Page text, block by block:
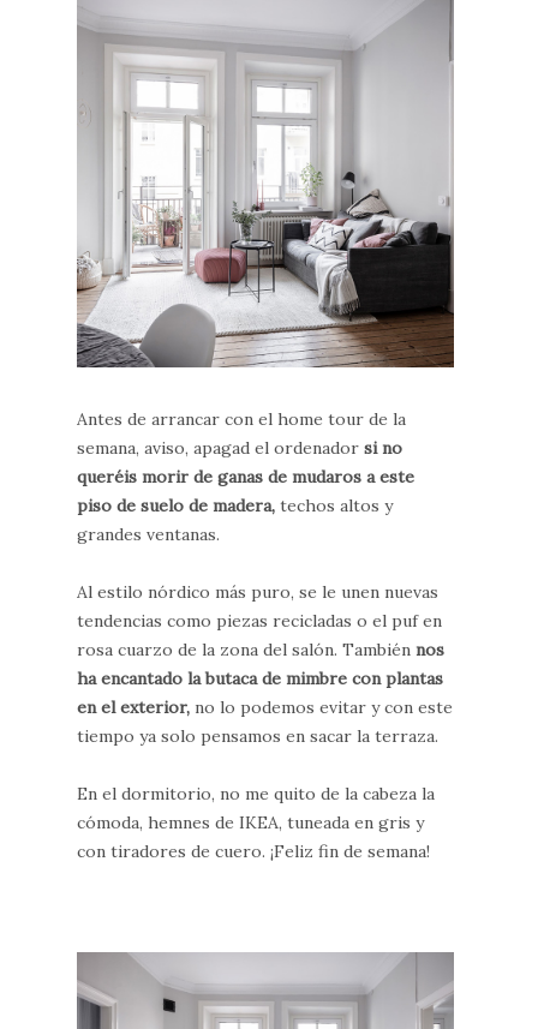
Antes de arrancar con el home tour de la
semana, aviso, apagad el ordenador si no
queréis morir de ganas de mudaros a este
piso de suelo de madera, techos altos y
grandes ventanas.
Al estilo nórdico más puro, se le unen nuevas
tendencias como piezas recicladas o el puf en
rosa cuarzo de la zona del salón. También nos
ha encantado la butaca de mimbre con plantas
en el exterior, no lo podemos evitar y con este
tiempo ya solo pensamos en sacar la terraza.
En el dormitorio, no me quito de la cabeza la
cómoda, hemnes de IKEA, tuneada en gris y
con tiradores de cuero. ¡Feliz fin de semana!